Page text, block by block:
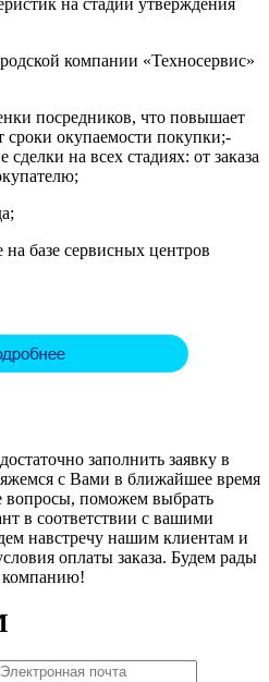
на стадии утверждения
компании «Техносервис»
посредников, что повышает
сроки окупаемости покупки;-
на всех стадиях: от заказа
базе сервисных центров
заполнить заявку в
с Вами в ближайшее время
вопросы, поможем выбрать
в соответствии с вашими
навстречу нашим клиентам и
оплаты заказа. Будем рады